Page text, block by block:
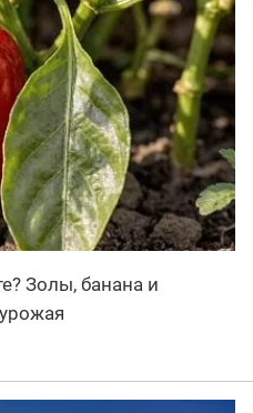
Золы, банана и